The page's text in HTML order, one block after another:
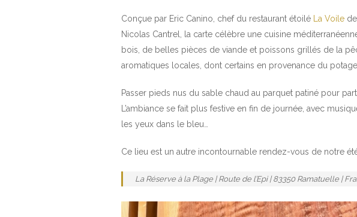
Conçue par Eric Canino, chef du restaurant étoilé La Voile de
Nicolas Cantrel, la carte célèbre une cuisine
bois, de belles pièces de viande et poissons grillés de la
aromatiques locales, dont certains en provenance du potager
Passer pieds nus du sable chaud au parquet patiné pour
L’ambiance se fait plus festive en fin de journée, avec
les yeux dans le bleu…
Ce lieu est un autre incontournable rendez-vous de
La Réserve à la Plage | Route de l’Epi | 83350 Ramatuelle |